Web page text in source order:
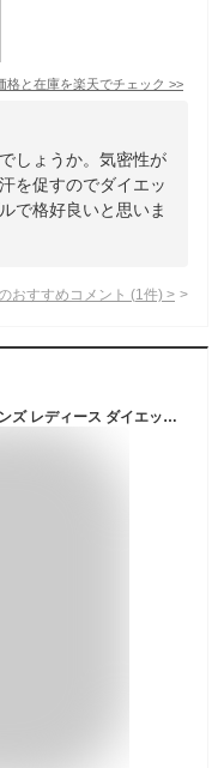
格と在庫を楽天でチェック >>
しょうか。気密性が
を促すのでダイエッ
で格好良いと思いま
おすすめコメント (1 件) >
【人気 日本芸能人が愛用】サウナスーツメンズ レディース ダイエット ランニングウェア ストレッチ スポーツウェア トレーニングウェア 男女兼用 部屋着 (ブラック, L)